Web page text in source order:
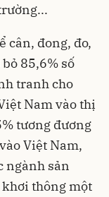
cân, đong, đo,
85,6% số
tranh cho
Nam vào thị
tương đương
Việt Nam,
ngành sản
thông một